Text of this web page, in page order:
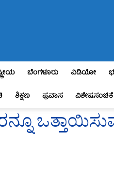
ಬೆಂಗಳೂರು ವಿಡಿಯೋ
ಶಿಕ್ಷಣ ಪ್ರವಾಸ ವಿಶೇಷಸಂಚಿಕೆ